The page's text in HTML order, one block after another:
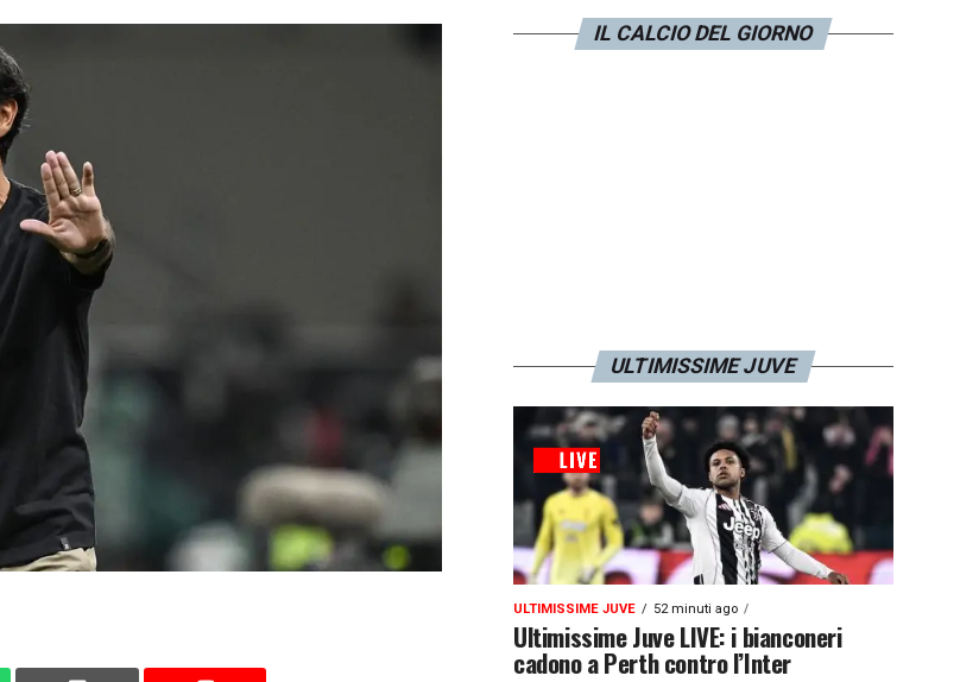
IL CALCIO DEL GIORNO
ULTIMISSIME JUVE
ULTIMISSIME JUVE 52 minuti ago
Ultimissime Juve LIVE: i bianconeri
cadono a Perth contro l’Inter